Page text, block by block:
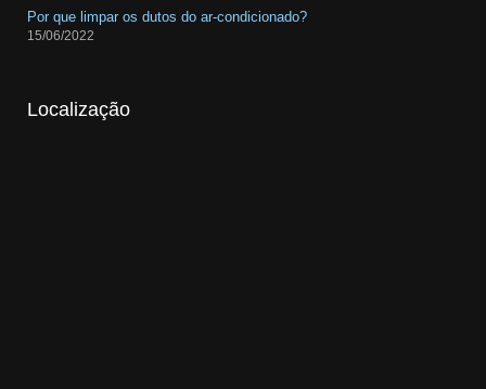
Por que limpar os dutos do ar-condicionado?
15/06/2022
Localização